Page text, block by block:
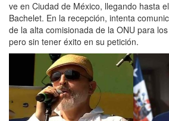
ve en Ciudad de México, llegando hasta
Bachelet. En la recepción, intenta
de la alta comisionada de la ONU para
pero sin tener éxito en su petición.